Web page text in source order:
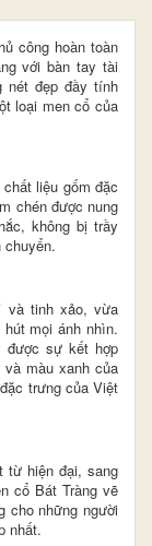
công hoàn toàn
với bàn tay tài
nét đẹp đầy tính
loại men cổ của
liệu gốm đặc
chén được nung
không bị trầy
và tinh xảo, vừa
mọi ánh nhìn.
được sự kết hợp
màu xanh của
trưng của Việt
từ hiện đại, sang
cổ Bát Tràng vẽ
cho những người
nhất.